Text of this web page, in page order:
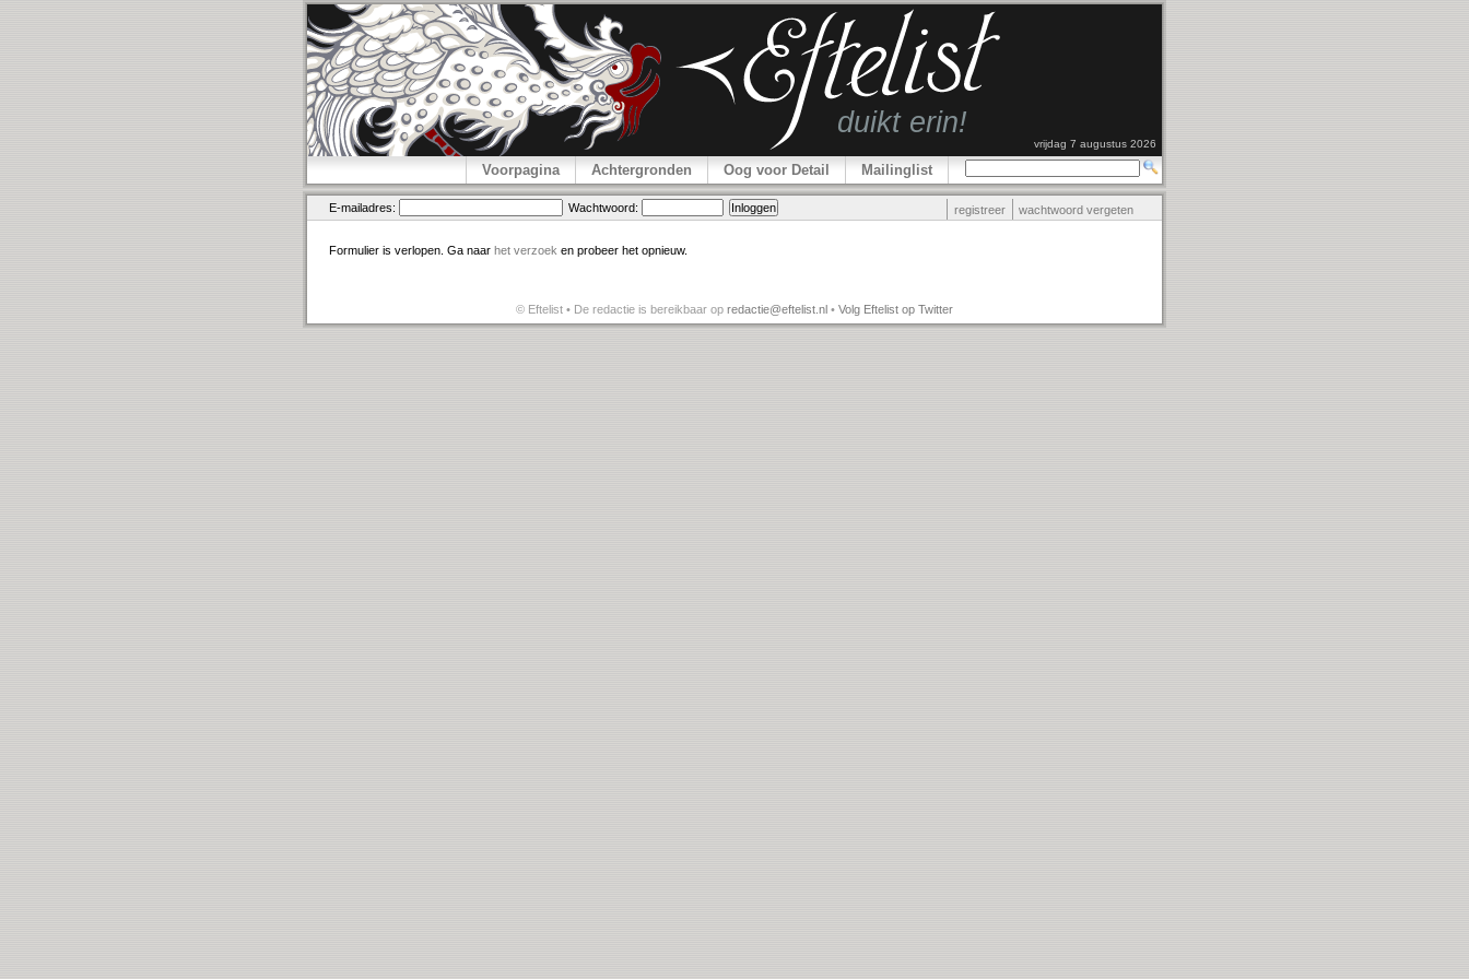
vrijdag 7 augustus 2026
Voorpagina Achtergronden Oog voor Detail Mailinglist
E-mailadres: Wachtwoord: registreer wachtwoord vergeten
Formulier is verlopen. Ga naar het verzoek en probeer het opnieuw.
© Eftelist • De redactie is bereikbaar op redactie@eftelist.nl • Volg Eftelist op Twitter